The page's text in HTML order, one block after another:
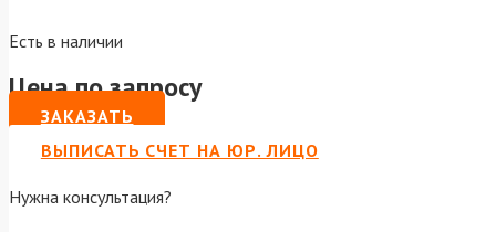
Есть в наличии
Цена по запросу
ЗАКАЗАТЬ
ВЫПИСАТЬ СЧЕТ НА ЮР. ЛИЦО
Нужна консультация?